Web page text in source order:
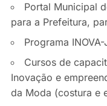
Portal Municipal
para a Prefeitura,
Programa
Cursos de
Inovação e
da Moda (costura e